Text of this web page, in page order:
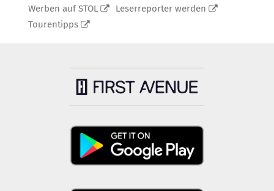
Werben auf STOL
Leserreporter werden
Tourentipps